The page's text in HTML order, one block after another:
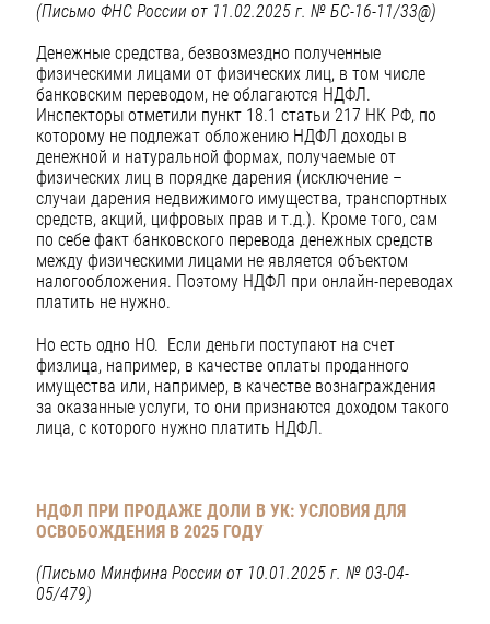
(Письмо ФНС России от 11.02.2025 г. № БС-16-11/33@)
Денежные средства, безвозмездно полученные
физическими лицами от физических лиц, в том числе
банковским переводом, не облагаются НДФЛ.
Инспекторы отметили пункт 18.1 статьи 217 НК РФ, по
которому не подлежат обложению НДФЛ доходы в
денежной и натуральной формах, получаемые от
физических лиц в порядке дарения (исключение –
случаи дарения недвижимого имущества, транспортных
средств, акций, цифровых прав и т.д.). Кроме того, сам
по себе факт банковского перевода денежных средств
между физическими лицами не является объектом
налогообложения. Поэтому НДФЛ при онлайн-переводах
платить не нужно.
Но есть одно НО. Если деньги поступают на счет
физлица, например, в качестве оплаты проданного
имущества или, например, в качестве вознаграждения
за оказанные услуги, то они признаются доходом такого
лица, с которого нужно платить НДФЛ.
НДФЛ ПРИ ПРОДАЖЕ ДОЛИ В УК: УСЛОВИЯ ДЛЯ
ОСВОБОЖДЕНИЯ В 2025 ГОДУ
(Письмо Минфина России от 10.01.2025 г. № 03-04-
05/479)